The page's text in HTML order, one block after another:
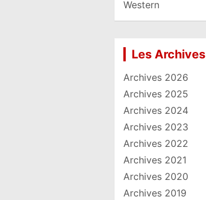
Western
Les Archives
Archives 2026
Archives 2025
Archives 2024
Archives 2023
Archives 2022
Archives 2021
Archives 2020
Archives 2019